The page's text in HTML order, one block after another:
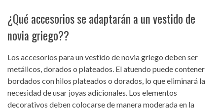
¿Qué accesorios se adaptarán a un vestido de
novia griego??
Los accesorios para un vestido de novia griego deben ser
metálicos, dorados o plateados. El atuendo puede contener
bordados con hilos plateados o dorados, lo que eliminará la
necesidad de usar joyas adicionales. Los elementos
decorativos deben colocarse de manera moderada en la